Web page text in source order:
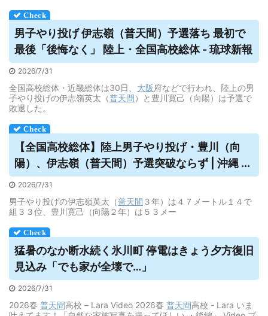
男子やり投げ 伊志嶺（普天間）予選落ち 最初で
最後「後悔なく」 陸上・全国高校総体 - 琉球新報
2026/7/31
全国高校総体・近畿総体は30日、 大阪府などで行われ、陸上の男
子やり投げの伊志嶺英太（普天間）と豊川寛己（向陽）は予選で
敗退した。
【全国高校総体】陸上男子やり投げ・豊川（向
陽）、伊志嶺（普天間）予選突破ならず | 沖縄 ...
2026/7/31
男子やり投げの伊志嶺英太（普天間 ３年）は４７メートル１４で
組３３位、豊川寛己（向陽２年）は５３メー
猛暑のなか断水続く氷川町 停電はきょう夕方復旧
見込み「でも家が全壊で…」
2026/7/31
2026春 普天間高校 – Lara Video 2026春 普天間高校 - Lara いま